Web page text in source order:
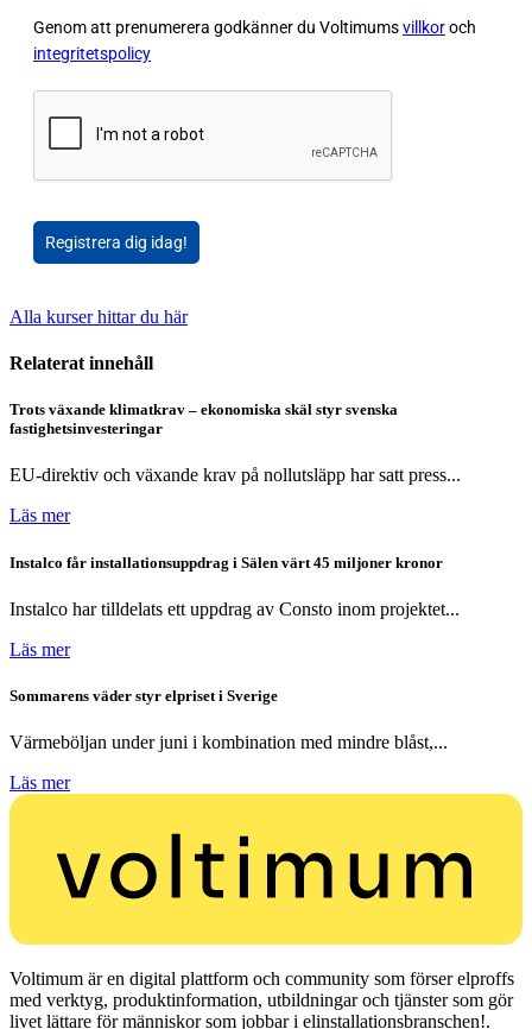
Genom att prenumerera godkänner du Voltimumsvillkoroch
integritetspolicy
Registrera dig idag!
Alla kurser hittar du här
Relaterat innehåll
Trots växande klimatkrav – ekonomiska skäl styr svenska
fastighetsinvesteringar
EU-direktiv och växande krav på nollutsläpp har satt press...
Läs mer
Instalco får installationsuppdrag i Sälen värt 45 miljoner kronor
Instalco har tilldelats ett uppdrag av Consto inom projektet...
Läs mer
Sommarens väder styr elpriset i Sverige
Värmeböljan under juni i kombination med mindre blåst,...
Läs mer
Voltimum är en digital plattform och community som förser elproffs
med verktyg, produktinformation, utbildningar och tjänster som gör
livet lättare för människor som jobbar i elinstallationsbranschen!.